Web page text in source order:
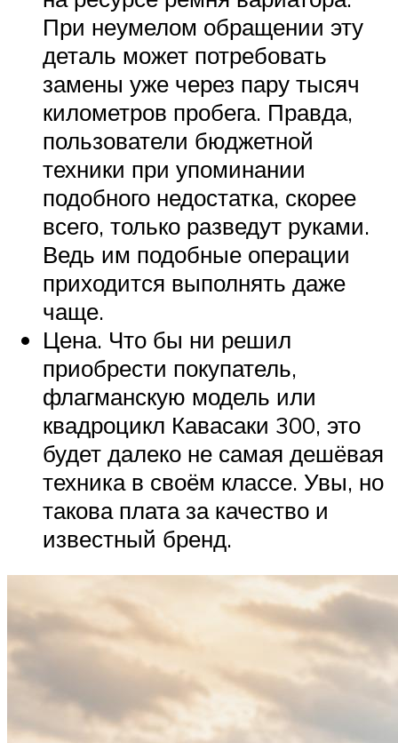
При неумелом обращении эту
деталь может потребовать
замены уже через пару тысяч
километров пробега. Правда,
пользователи бюджетной
техники при упоминании
подобного недостатка, скорее
всего, только разведут руками.
Ведь им подобные операции
приходится выполнять даже
чаще.
Цена. Что бы ни решил
приобрести покупатель,
флагманскую модель или
квадроцикл Кавасаки 300, это
будет далеко не самая дешёвая
техника в своём классе. Увы, но
такова плата за качество и
известный бренд.